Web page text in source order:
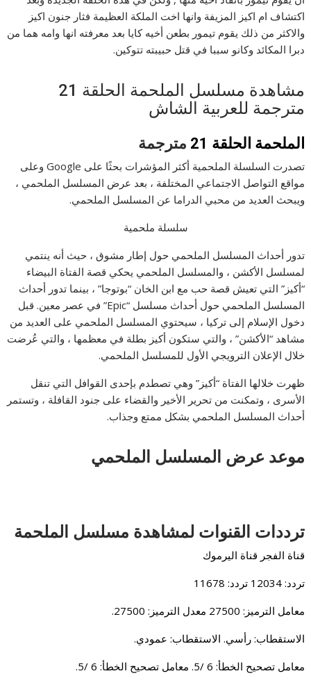
اكتشاف ام اكيز المزيفة وانها اخت الملكة العظيمة فثار جنون اكيز
والاكثر من ذلك يقوم تيمور بطعن أخيه كايا بعد معرفته انها وامه هما من
دبرا المكائد وكانو سببا في قتل حبيبته تتوكين.
مشاهدة مسلسل الملحمة الحلقة 21
مترجمة للعربية الشاش
الملحمة الحلقة 21 مترجمة
تصدرت السلسلة الملحمية أكثر المؤشرات بحثًا على Google وعلى
مواقع التواصل الاجتماعي المختلفة ، بعد عرض المسلسل الملحمي ،
ويبحث العديد من محبي الدراما عن المسلسل الملحمي.
سلسلة ملحمية
تدور أحداث المسلسل الملحمي حول إطار مشوق ، حيث أنه ينتمي
لمسلسل الأكشن ، والمسلسل الملحمي يحكي قصة الفتاة البيضاء
“أكيز” التي تعيش قصة حب مع ابن الخان “بوتوجا” ، بينما تدور أحداث
المسلسل الملحمي حول أحداث مسلسل “Epic” في عصر معين. قبل
دخول الإسلام إلى تركيا ، سيحتوي المسلسل الملحمي على العديد من
مشاهد “الأكشن” ، والتي ستكون أكيز بطلة في معظمها ، والتي عُرضت
خلال الإعلان الترويجي الأول للمسلسل الملحمي.
ظهرت خلالها الفتاة “أكيز” وهي تصطدم بإحدى القوافل التي تنقل
الأسرى ، وتمكنت من تحرير الأخير والقضاء على جنود القافلة ، وتستمر
أحداث المسلسل الملحمي بشكل ممتع وجذاب.
موعد عرض المسلسل الملحمي
ترددات القنوات لمشاهدة مسلسل الملحمة
قناة الفجر قناة اليرموك
تردد: 12034 تردد: 11678
معامل الترميز: 27500 معدل الترميز: 27500.
الاستقطاب: رأسي. الاستقطاب: عمودي.
معامل تصحيح الخطأ: 6 /5. معامل تصحيح الخطأ: 6 /5.